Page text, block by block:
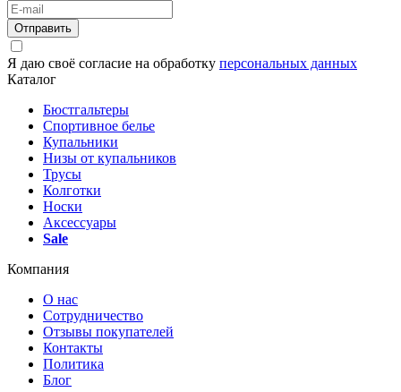
Отправить
Я даю своё согласие на обработку персональных данных
Каталог
Бюстгальтеры
Спортивное белье
Купальники
Низы от купальников
Трусы
Колготки
Носки
Аксессуары
Sale
Компания
О нас
Сотрудничество
Отзывы покупателей
Контакты
Политика
Блог